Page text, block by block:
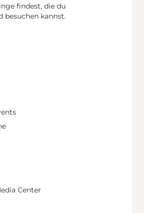
findest, die du
besuchen kannst.
Center